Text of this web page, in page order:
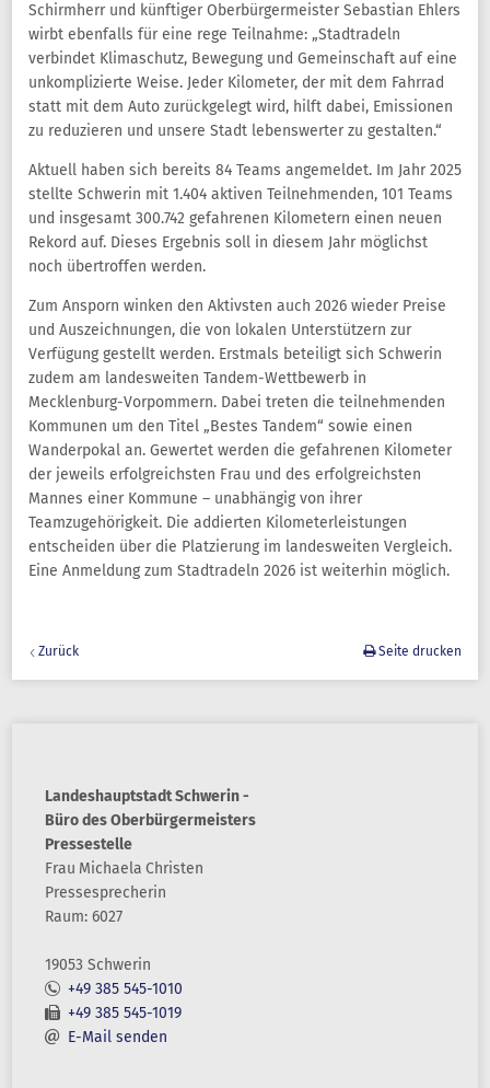
Schirmherr und künftiger Oberbürgermeister Sebastian Ehlers
wirbt ebenfalls für eine rege Teilnahme: „Stadtradeln
verbindet Klimaschutz, Bewegung und Gemeinschaft auf eine
unkomplizierte Weise. Jeder Kilometer, der mit dem Fahrrad
statt mit dem Auto zurückgelegt wird, hilft dabei, Emissionen
zu reduzieren und unsere Stadt lebenswerter zu gestalten.“
Aktuell haben sich bereits 84 Teams angemeldet. Im Jahr 2025
stellte Schwerin mit 1.404 aktiven Teilnehmenden, 101 Teams
und insgesamt 300.742 gefahrenen Kilometern einen neuen
Rekord auf. Dieses Ergebnis soll in diesem Jahr möglichst
noch übertroffen werden.
Zum Ansporn winken den Aktivsten auch 2026 wieder Preise
und Auszeichnungen, die von lokalen Unterstützern zur
Verfügung gestellt werden. Erstmals beteiligt sich Schwerin
zudem am landesweiten Tandem-Wettbewerb in
Mecklenburg-Vorpommern. Dabei treten die teilnehmenden
Kommunen um den Titel „Bestes Tandem“ sowie einen
Wanderpokal an. Gewertet werden die gefahrenen Kilometer
der jeweils erfolgreichsten Frau und des erfolgreichsten
Mannes einer Kommune – unabhängig von ihrer
Teamzugehörigkeit. Die addierten Kilometerleistungen
entscheiden über die Platzierung im landesweiten Vergleich.
Eine Anmeldung zum Stadtradeln 2026 ist weiterhin möglich.
Zurück Seite drucken
Landeshauptstadt Schwerin -
Büro des Oberbürgermeisters
Pressestelle
Frau Michaela Christen
Pressesprecherin
Raum: 6027
19053 Schwerin
+49 385 545-1010
+49 385 545-1019
E-Mail senden